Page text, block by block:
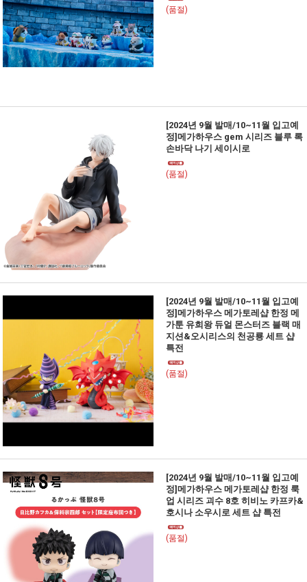
(품절)
[2024년 9월 발매/10~11월 입고예
정]메가하우스 gem 시리즈 블루 록
손바닥 나기 세이시로
(품절)
[2024년 9월 발매/10~11월 입고예
정]메가하우스 메가토레샵 한정 메
가툰 유희왕 듀얼 몬스터즈 블랙 매
지션&오시리스의 천공룡 세트 샵
특전
(품절)
[2024년 9월 발매/10~11월 입고예
정]메가하우스 메가토레샵 한정 룩
업 시리즈 괴수 8호 히비노 카프카&
호시나 소우시로 세트 샵 특전
(품절)